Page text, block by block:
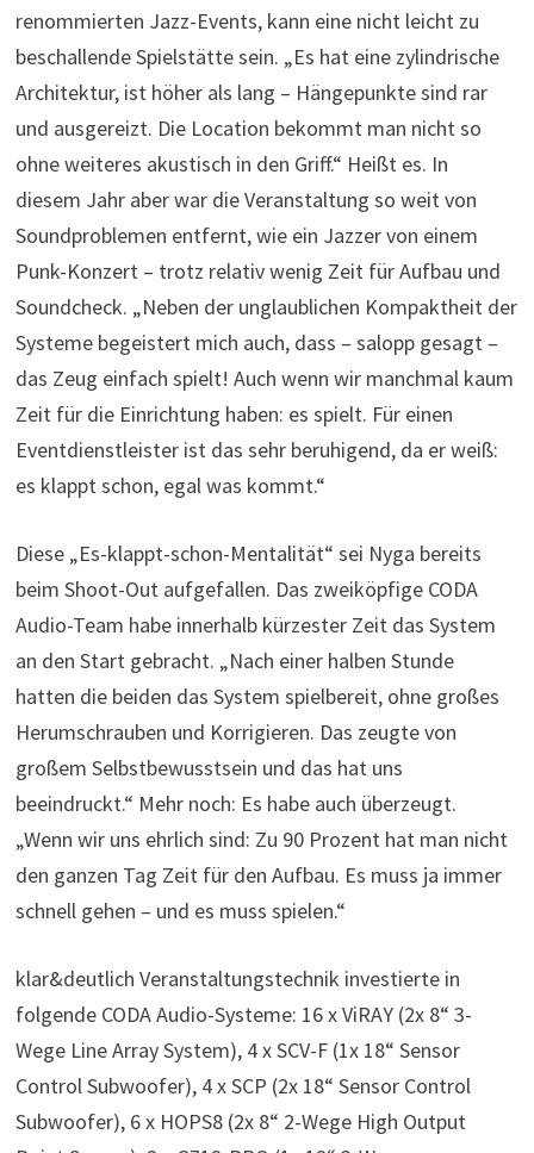
renommierten Jazz-Events, kann eine nicht leicht zu
beschallende Spielstätte sein. „Es hat eine zylindrische
Architektur, ist höher als lang – Hängepunkte sind rar
und ausgereizt. Die Location bekommt man nicht so
ohne weiteres akustisch in den Griff.“ Heißt es. In
diesem Jahr aber war die Veranstaltung so weit von
Soundproblemen entfernt, wie ein Jazzer von einem
Punk-Konzert – trotz relativ wenig Zeit für Aufbau und
Soundcheck. „Neben der unglaublichen Kompaktheit der
Systeme begeistert mich auch, dass – salopp gesagt –
das Zeug einfach spielt! Auch wenn wir manchmal kaum
Zeit für die Einrichtung haben: es spielt. Für einen
Eventdienstleister ist das sehr beruhigend, da er weiß:
es klappt schon, egal was kommt.“
Diese „Es-klappt-schon-Mentalität“ sei Nyga bereits
beim Shoot-Out aufgefallen. Das zweiköpfige CODA
Audio-Team habe innerhalb kürzester Zeit das System
an den Start gebracht. „Nach einer halben Stunde
hatten die beiden das System spielbereit, ohne großes
Herumschrauben und Korrigieren. Das zeugte von
großem Selbstbewusstsein und das hat uns
beeindruckt.“ Mehr noch: Es habe auch überzeugt.
„Wenn wir uns ehrlich sind: Zu 90 Prozent hat man nicht
den ganzen Tag Zeit für den Aufbau. Es muss ja immer
schnell gehen – und es muss spielen.“
klar&deutlich Veranstaltungstechnik investierte in
folgende CODA Audio-Systeme: 16 x ViRAY (2x 8“ 3-
Wege Line Array System), 4 x SCV-F (1x 18“ Sensor
Control Subwoofer), 4 x SCP (2x 18“ Sensor Control
Subwoofer), 6 x HOPS8 (2x 8“ 2-Wege High Output